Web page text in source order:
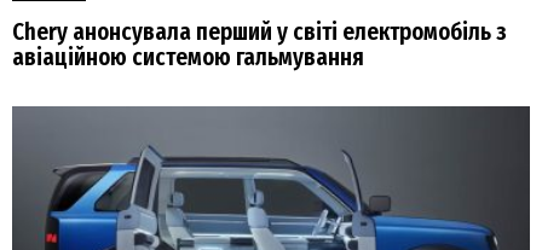
Chery анонсувала перший у світі електромобіль з
авіаційною системою гальмування